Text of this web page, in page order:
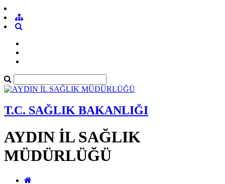
T.C. SAĞLIK BAKANLIĞI
AYDIN İL SAĞLIK
MÜDÜRLÜĞÜ